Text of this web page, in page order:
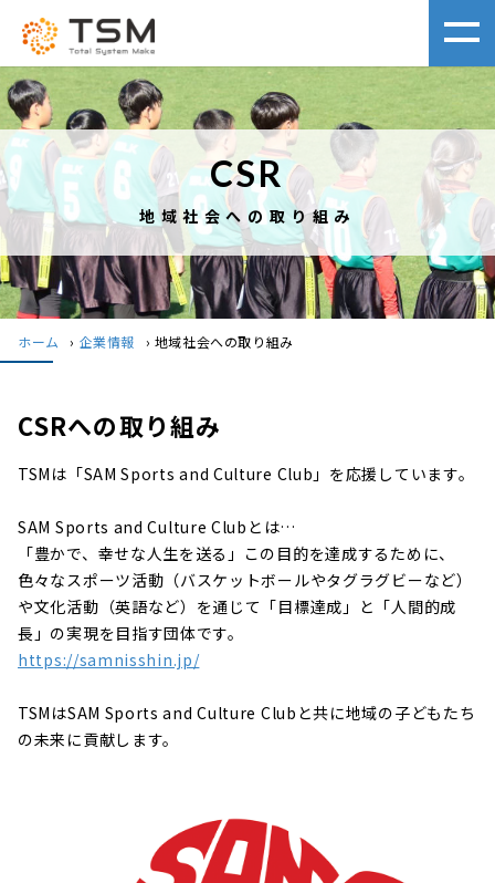
CSR
地域社会への取り組み
ホーム › 企業情報 › 地域社会への取り組み
CSRへの取り組み
TSMは「SAM Sports and Culture Club」を応援しています。
SAM Sports and Culture Clubとは…
「豊かで、幸せな人生を送る」この目的を達成するために、
色々なスポーツ活動（バスケットボールやタグラグビーなど）
や文化活動（英語など）を通じて「目標達成」と「人間的成
長」の実現を目指す団体です。
https://samnisshin.jp/
TSMはSAM Sports and Culture Clubと共に地域の子どもたち
の未来に貢献します。